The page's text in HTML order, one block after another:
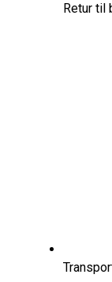
Retur til